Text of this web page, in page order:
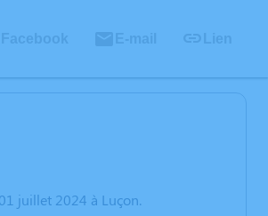
juillet 2024 à Luçon.